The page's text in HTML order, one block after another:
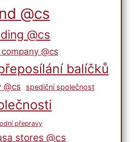
@cs
@cs
@cs
balíčků
@cs spediční společnost
přepravy
stores @cs